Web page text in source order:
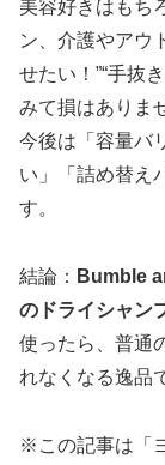
美容好きはもち
ン、介護やアウ
せたい！”“手抜
みて損はありま
今後は「容量バ
い」「詰め替え
す。
結論： Bumble
のドライシャン
使ったら、普通
れなくなる逸品
※この記事は「